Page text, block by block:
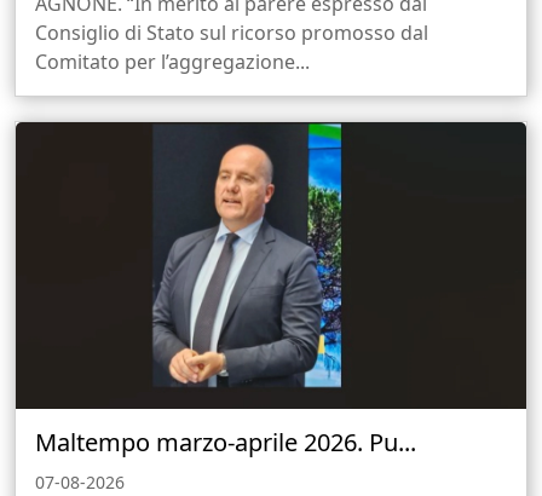
Consiglio di Stato sul ricorso promosso dal
Comitato per l’aggregazione...
Maltempo marzo-aprile 2026. Pu...
07-08-2026